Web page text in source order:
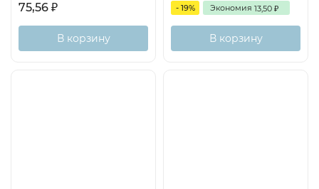
75,56 ₽
В корзину
- 19% Экономия 13,50 ₽
В корзину